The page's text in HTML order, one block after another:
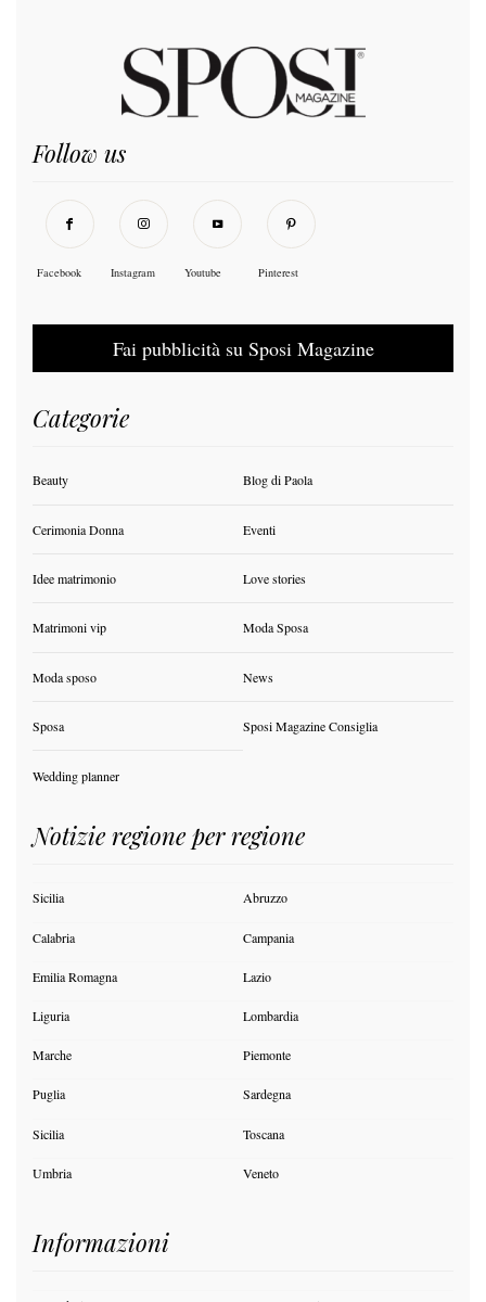
Follow us
Facebook Instagram Youtube Pinterest
Fai pubblicità su Sposi Magazine
Categorie
Beauty Blog di Paola
Cerimonia Donna Eventi
Idee matrimonio Love stories
Matrimoni vip Moda Sposa
Moda sposo News
Sposa Sposi Magazine Consiglia
Wedding planner
Notizie regione per regione
Sicilia Abruzzo
Calabria Campania
Emilia Romagna Lazio
Liguria Lombardia
Marche Piemonte
Puglia Sardegna
Sicilia Toscana
Umbria Veneto
Informazioni